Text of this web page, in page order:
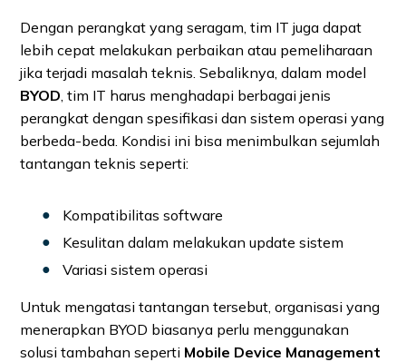
Dengan perangkat yang seragam, tim IT juga dapat
lebih cepat melakukan perbaikan atau pemeliharaan
jika terjadi masalah teknis. Sebaliknya, dalam model
BYOD , tim IT harus menghadapi berbagai jenis
perangkat dengan spesifikasi dan sistem operasi yang
berbeda-beda. Kondisi ini bisa menimbulkan sejumlah
tantangan teknis seperti:
Kompatibilitas software
Kesulitan dalam melakukan update sistem
Variasi sistem operasi
Untuk mengatasi tantangan tersebut, organisasi yang
menerapkan BYOD biasanya perlu menggunakan
solusi tambahan seperti Mobile Device Management